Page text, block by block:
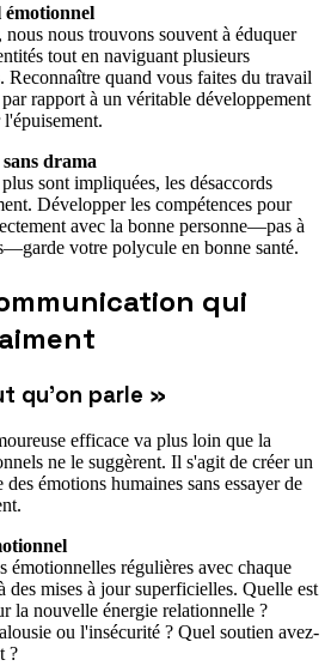
émotionnel
nous trouvons souvent à éduquer
tout en naviguant plusieurs
Reconnaître quand vous faites du travail
rapport à un véritable développement
drama
sont impliquées, les désaccords
Développer les compétences pour
avec la bonne personne—pas à
votre polycule en bonne santé.
qui
qu'on parle »
efficace va plus loin que la
ne le suggèrent. Il s'agit de créer un
émotions humaines sans essayer de
émotionnelles régulières avec chaque
des mises à jour superficielles. Quelle est
la nouvelle énergie relationnelle ?
ou l'insécurité ? Quel soutien avez-
?